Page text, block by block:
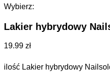
Wybierz:
Lakier hybrydowy
19.99 zł
ilość Lakier hybrydowy